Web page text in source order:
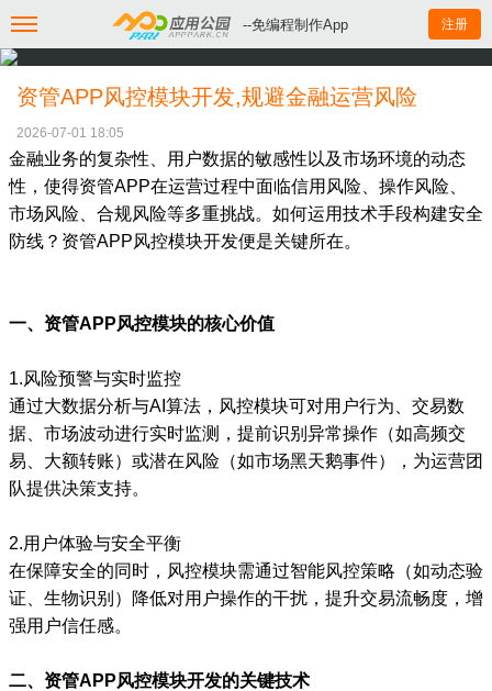
--免编程制作App 注册
资管APP风控模块开发,规避金融运营风险
2026-07-01 18:05
金融业务的复杂性、用户数据的敏感性以及市场环境的动态
性，使得资管APP在运营过程中面临信用风险、操作风险、
市场风险、合规风险等多重挑战。如何运用技术手段构建安全
防线？资管APP风控模块开发便是关键所在。
一、资管APP风控模块的核心价值
1.风险预警与实时监控
通过大数据分析与AI算法，风控模块可对用户行为、交易数
据、市场波动进行实时监测，提前识别异常操作（如高频交
易、大额转账）或潜在风险（如市场黑天鹅事件），为运营团
队提供决策支持。
2.用户体验与安全平衡
在保障安全的同时，风控模块需通过智能风控策略（如动态验
证、生物识别）降低对用户操作的干扰，提升交易流畅度，增
强用户信任感。
二、资管APP风控模块开发的关键技术